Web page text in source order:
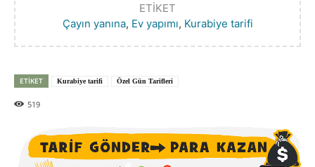
ETIKET
Çayın yanına, Ev yapımı, Kurabiye tarifi
ETIKET Kurabiye tarifi Özel Gün Tarifleri
519